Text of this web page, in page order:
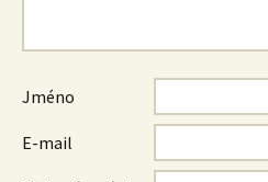
Jméno
E-mail